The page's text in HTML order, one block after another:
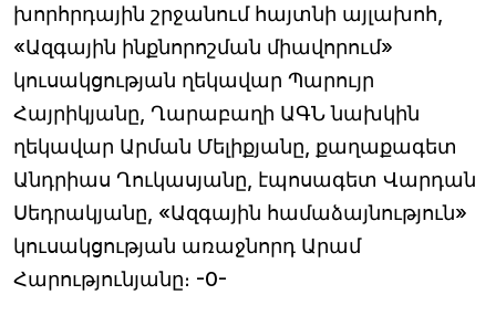
խորհրդային շրջանում հայտնի այլախոհ,
«Ազգային ինքնորոշման միավորում»
կուսակցության ղեկավար Պարույր
Հայրիկյանը, Ղարաբաղի ԱԳՆ նախկին
ղեկավար Արման Մելիքյանը, քաղաքագետ
Անդրիաս Ղուկասյանը, էպոսագետ Վարդան
Սեդրակյանը, «Ազգային համաձայնություն»
կուսակցության առաջնորդ Արամ
Հարությունյանը։ -0-